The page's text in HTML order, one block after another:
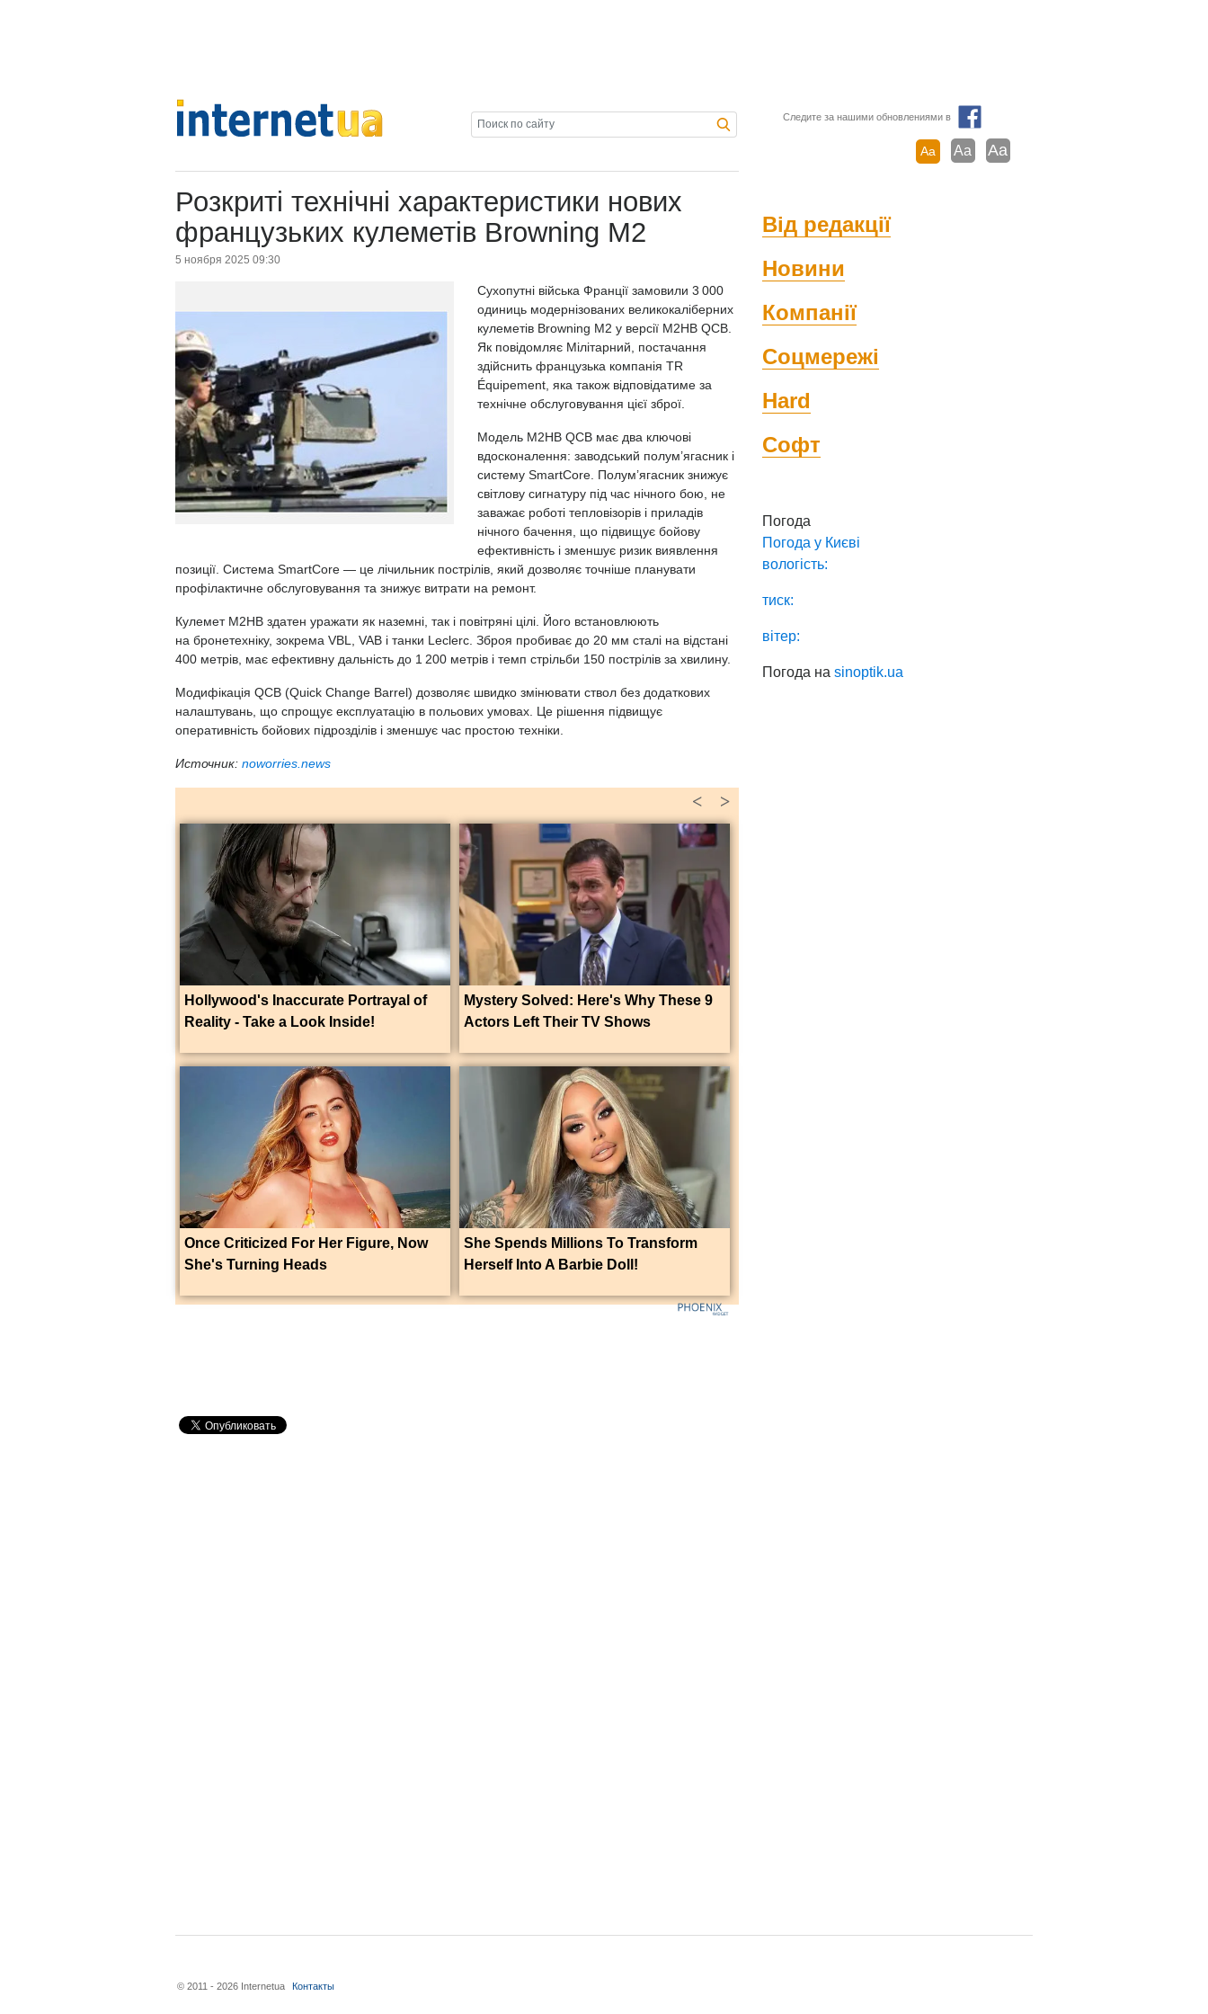
Следите за нашими обновлениями в
Aa Aa Aa
Розкриті технічні характеристики нових
французьких кулеметів Browning M2
5 ноября 2025 09:30
Сухопутні війська Франції замовили 3 000
одиниць модернізованих великокаліберних
кулеметів Browning M2 у версії M2HB QCB.
Як повідомляє Мілітарний, постачання
здійснить французька компанія TR
Équipement, яка також відповідатиме за
технічне обслуговування цієї зброї.
Модель M2HB QCB має два ключові
вдосконалення: заводський полум’ягасник і
систему SmartCore. Полум’ягасник знижує
світлову сигнатуру під час нічного бою, не
заважає роботі тепловізорів і приладів
нічного бачення, що підвищує бойову
ефективність і зменшує ризик виявлення
позиції. Система SmartCore — це лічильник пострілів, який дозволяє точніше планувати
профілактичне обслуговування та знижує витрати на ремонт.
Кулемет M2HB здатен уражати як наземні, так і повітряні цілі. Його встановлюють
на бронетехніку, зокрема VBL, VAB і танки Leclerc. Зброя пробиває до 20 мм сталі на відстані
400 метрів, має ефективну дальність до 1 200 метрів і темп стрільби 150 пострілів за хвилину.
Модифікація QCB (Quick Change Barrel) дозволяє швидко змінювати ствол без додаткових
налаштувань, що спрощує експлуатацію в польових умовах. Це рішення підвищує
оперативність бойових підрозділів і зменшує час простою техніки.
Источник: noworries.news
>
<
Hollywood's Inaccurate Portrayal of
Reality - Take a Look Inside!
Mystery Solved: Here's Why These 9
Actors Left Their TV Shows
Once Criticized For Her Figure, Now
She's Turning Heads
She Spends Millions To Transform
Herself Into A Barbie Doll!
Від редакції
Новини
Компанії
Соцмережі
Hard
Софт
Погода
Погода у Києві
вологість:
тиск:
вітер:
Погода наsinoptik.ua
© 2011 - 2026 Internetua Контакты